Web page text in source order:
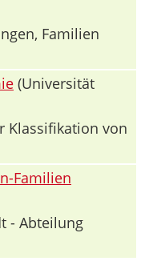
Familien
(Universität
Klassifikation von
Familien
- Abteilung